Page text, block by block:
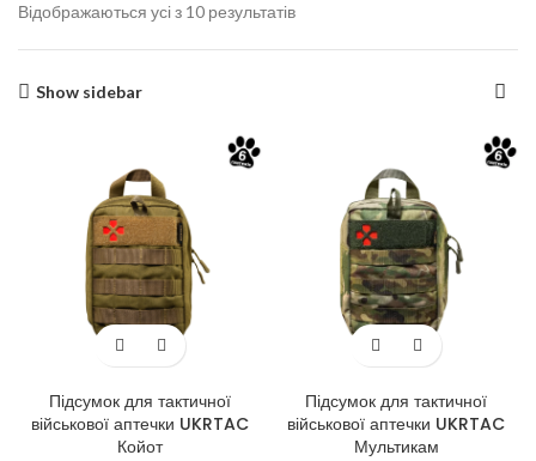
Відображаються усі з 10 результатів
Show sidebar
Підсумок для тактичної
військової аптечки UKRTAC
Койот
Підсумок для тактичної
військової аптечки UKRTAC
Мультикам